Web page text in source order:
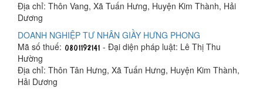
Địa chỉ: Thôn Vang, Xã Tuấn Hưng, Huyện Kim Thành, Hải
Dương
DOANH NGHIỆP TƯ NHÂN GIẦY HƯNG PHONG
Mã số thuế:
- Đại diện pháp luật: Lê Thị Thu
Hường
Địa chỉ: Thôn Tân Hưng, Xã Tuấn Hưng, Huyện Kim Thành,
Hải Dương